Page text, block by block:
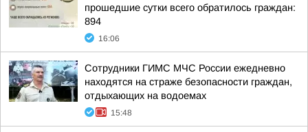
прошедшие сутки всего обратилось граждан:
894
16:06
Сотрудники ГИМС МЧС России ежедневно
находятся на страже безопасности граждан,
отдыхающих на водоемах
15:48